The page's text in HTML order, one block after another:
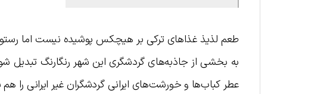
طعم لذیذ غذاهای ترکی بر هیچکس پوشیده نیست اما
به بخشی از جاذبه‌های گردشگری این شهر رنگارنگ تبدیل
عطر کباب‌ها و خورشت‌های ایرانی گردشگران غیر ایرانی